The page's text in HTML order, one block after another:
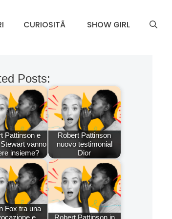
CURIOSITÃ SHOW GIRL
Posts:
Pattinson e
vanno
insieme?
Robert Pattinson
nuovo testimonial
Dior
Fox tra una